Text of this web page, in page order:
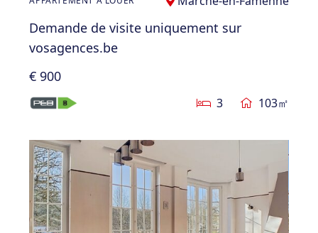
Demande de visite uniquement sur
vosagences.be
€ 900
3 103㎡